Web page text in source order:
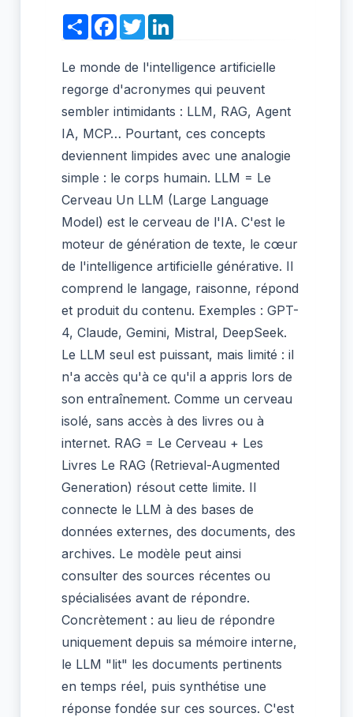
ShareFacebook
Twitter
Le monde de l'intelligence artificielle
regorge d'acronymes qui peuvent
sembler intimidants : LLM, RAG, Agent
IA, MCP… Pourtant, ces concepts
deviennent limpides avec une analogie
simple : le corps humain. LLM = Le
Cerveau Un LLM (Large Language
Model) est le cerveau de l'IA. C'est le
moteur de génération de texte, le cœur
de l'intelligence artificielle générative. Il
comprend le langage, raisonne, répond
et produit du contenu. Exemples : GPT-
4, Claude, Gemini, Mistral, DeepSeek.
Le LLM seul est puissant, mais limité : il
n'a accès qu'à ce qu'il a appris lors de
son entraînement. Comme un cerveau
isolé, sans accès à des livres ou à
internet. RAG = Le Cerveau + Les
Livres Le RAG (Retrieval-Augmented
Generation) résout cette limite. Il
connecte le LLM à des bases de
données externes, des documents, des
archives. Le modèle peut ainsi
consulter des sources récentes ou
spécialisées avant de répondre.
Concrètement : au lieu de répondre
uniquement depuis sa mémoire interne,
le LLM "lit" les documents pertinents
en temps réel, puis synthétise une
réponse fondée sur ces sources. C'est